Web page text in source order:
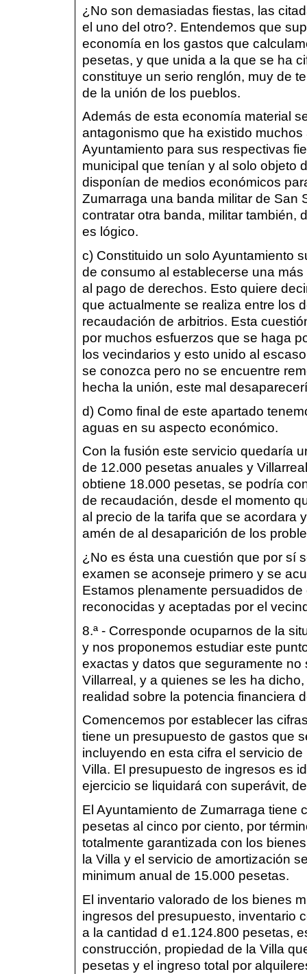
¿No son demasiadas fiestas, las
el uno del otro?. Entendemos que
economía en los gastos que
pesetas, y que unida a la que se ha
constituye un serio renglón, muy de
de la unión de los pueblos.
Además de esta economía material
antagonismo que ha existido
Ayuntamiento para sus respectivas
municipal que tenían y al solo objeto
disponían de medios económicos
Zumarraga una banda militar de San
contratar otra banda, militar también,
es lógico.
c) Constituido un solo Ayuntamiento
de consumo al establecerse una
al pago de derechos. Esto quiere
que actualmente se realiza entre los
recaudación de arbitrios. Esta
por muchos esfuerzos que se haga
los vecindarios y esto unido al
se conozca pero no se encuentre
hecha la unión, este mal
d) Como final de este apartado
aguas en su aspecto económico.
Con la fusión este servicio quedaría
de 12.000 pesetas anuales y
obtiene 18.000 pesetas, se podría
de recaudación, desde el momento
al precio de la tarifa que se acordara
amén de al desaparición de los
¿No es ésta una cuestión que por sí
examen se aconseje primero y se
Estamos plenamente persuadidos
reconocidas y aceptadas por el
8.ª - Corresponde ocuparnos de la
y nos proponemos estudiar este
exactas y datos que seguramente
Villarreal, y a quienes se les ha
realidad sobre la potencia financiera
Comencemos por establecer las
tiene un presupuesto de gastos que
incluyendo en esta cifra el servicio
Villa. El presupuesto de ingresos es
ejercicio se liquidará con superávit,
El Ayuntamiento de Zumarraga tiene
pesetas al cinco por ciento, por
totalmente garantizada con los
la Villa y el servicio de amortización
minimum anual de 15.000 pesetas.
El inventario valorado de los bienes
ingresos del presupuesto, inventario
a la cantidad d e1.124.800 pesetas,
construcción, propiedad de la Villa
pesetas y el ingreso total por